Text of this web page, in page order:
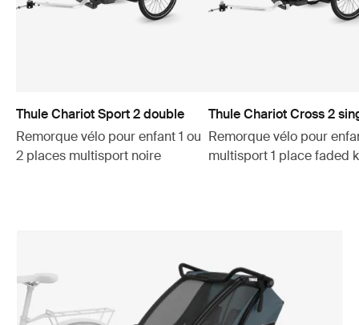
Thule Chariot Sport 2 double
Remorque vélo pour enfant 1 ou
2 places multisport noire
Thule Chariot Cross 2
Remorque vélo pour
multisport 1 place faded